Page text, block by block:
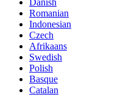
Danish
Romanian
Indonesian
Czech
Afrikaans
Swedish
Polish
Basque
Catalan